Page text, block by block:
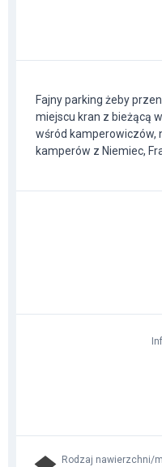
Fajny parking żeby
miejscu kran z bieżącą
wśród kamperowiczów,
kamperów z Niemiec,
Rodzaj nawierzchni/